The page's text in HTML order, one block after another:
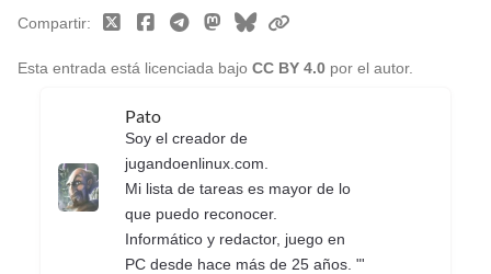
Esta entrada está licenciada bajo CC BY 4.0 por el autor.
Compartir
Pato
Soy el creador de
jugandoenlinux.com.
Mi lista de tareas es mayor de lo
que puedo reconocer.
Informático y redactor, juego en
PC desde hace más de 25 años. "'